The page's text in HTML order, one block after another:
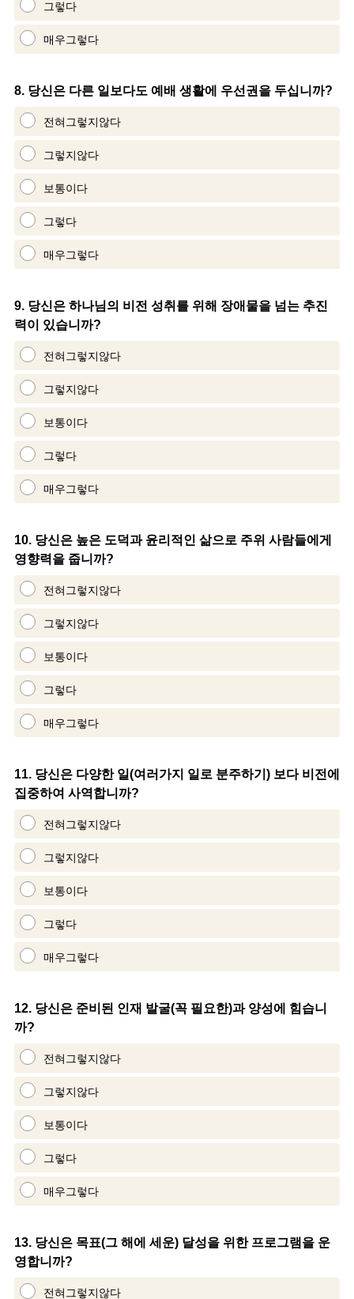
그렇다
매우그렇다
Question
Title
8. 당신은 다른 일보다도 예배 생활에 우선권을 두십니까?
전혀그렇지않다
그렇지않다
보통이다
그렇다
매우그렇다
Question
Title
9. 당신은 하나님의 비전 성취를 위해 장애물을 넘는 추진
력이 있습니까?
전혀그렇지않다
그렇지않다
보통이다
그렇다
매우그렇다
Question
Title
10. 당신은 높은 도덕과 윤리적인 삶으로 주위 사람들에게
영향력을 줍니까?
전혀그렇지않다
그렇지않다
보통이다
그렇다
매우그렇다
Question
Title
11. 당신은 다양한 일(여러가지 일로 분주하기) 보다 비전에
집중하여 사역합니까?
전혀그렇지않다
그렇지않다
보통이다
그렇다
매우그렇다
Question
Title
12. 당신은 준비된 인재 발굴(꼭 필요한)과 양성에 힘습니
까?
전혀그렇지않다
그렇지않다
보통이다
그렇다
매우그렇다
Question
Title
13. 당신은 목표(그 해에 세운) 달성을 위한 프로그램을 운
영합니까?
전혀그렇지않다